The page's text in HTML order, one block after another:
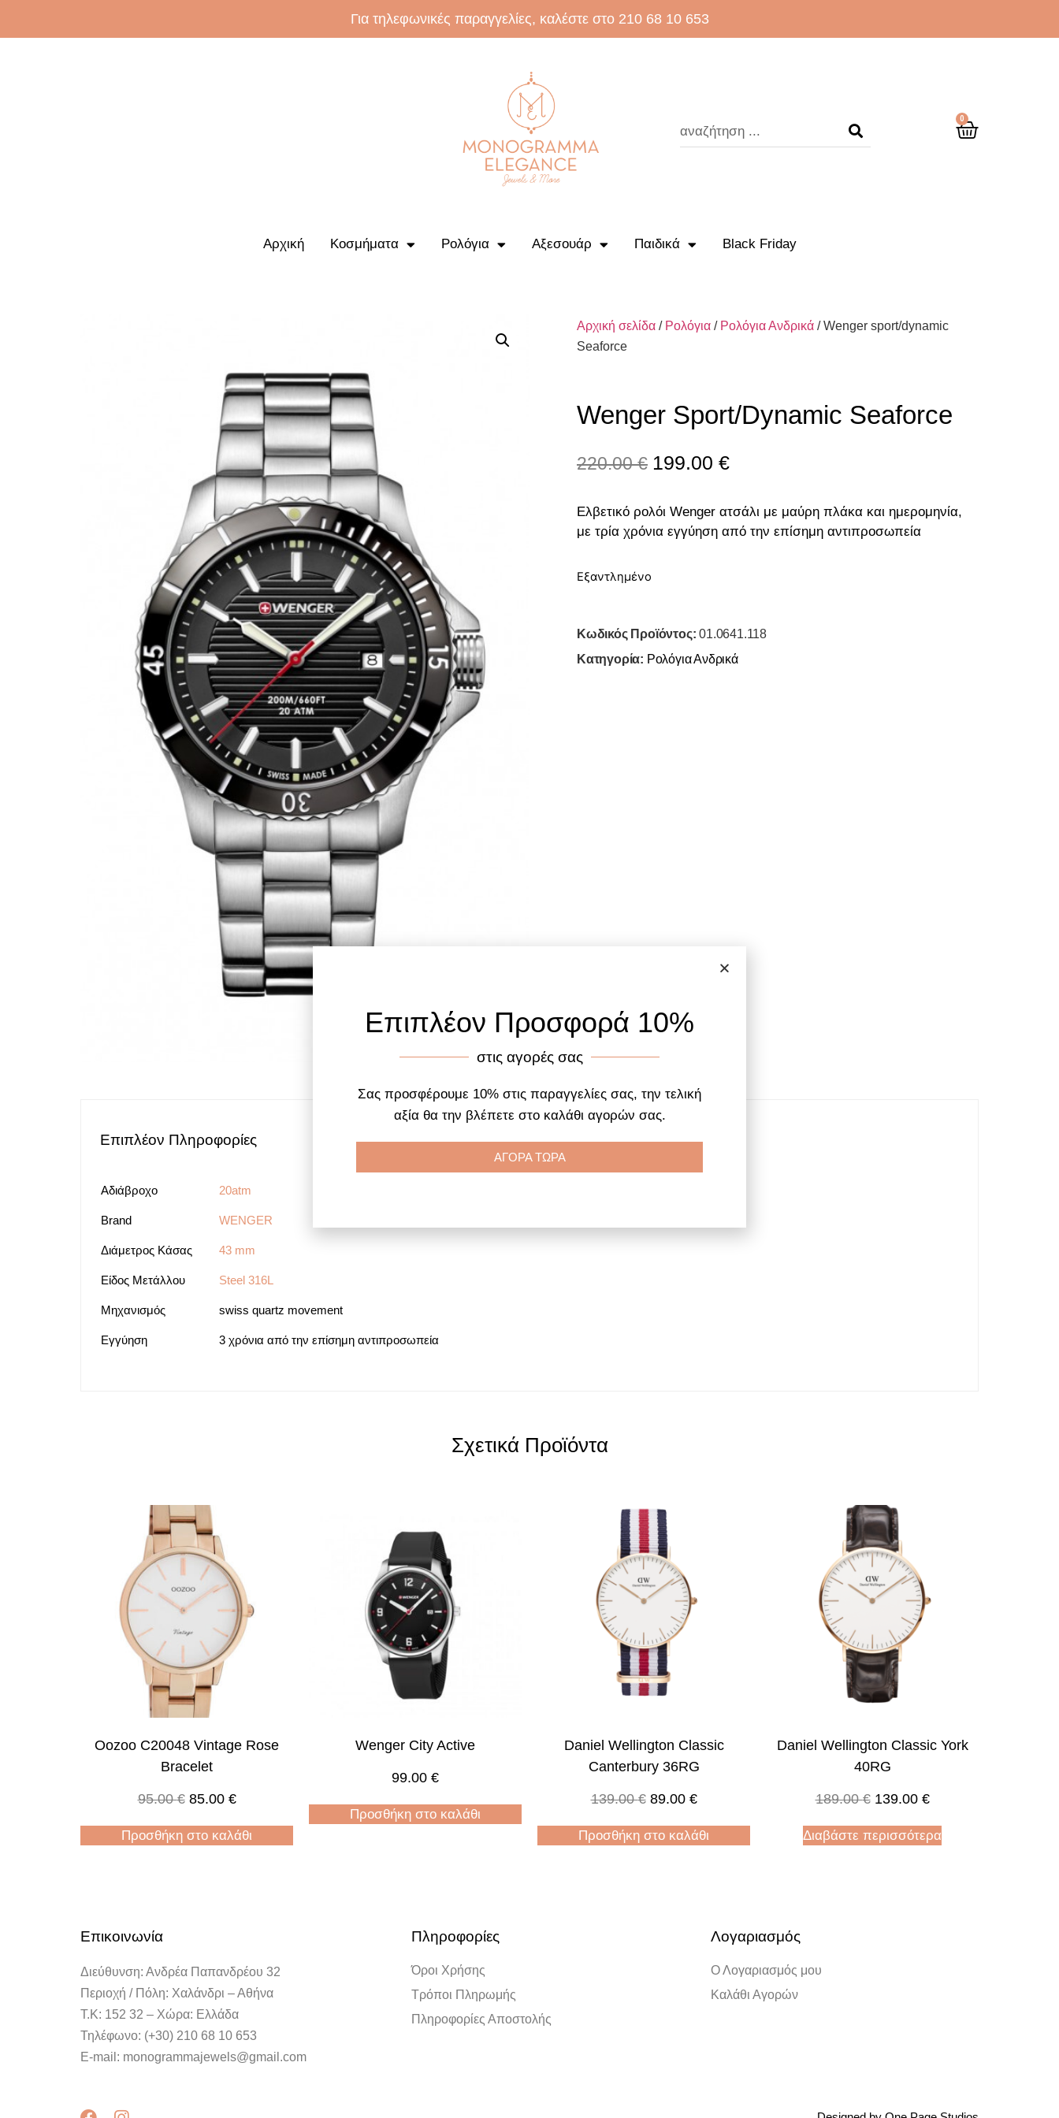
Για τηλεφωνικές παραγγελίες, καλέστε στο 210 68 10 653
0
Αρχική Κοσμήματα Ρολόγια Αξεσουάρ Παιδικά Black Friday
Αρχική σελίδα / Ρολόγια / Ρολόγια Ανδρικά / Wenger sport/dynamic
Seaforce
Wenger Sport/dynamic Seaforce
220.00€ 199.00 €
Ελβετικό ρολόι Wenger ατσάλι με μαύρη πλάκα και ημερομηνία,
με τρία χρόνια εγγύηση από την επίσημη αντιπροσωπεία
Εξαντλημένο
Κωδικός Προϊόντος:01.0641.118
Κατηγορία: Ρολόγια Ανδρικά
Επιπλέον Πληροφορίες
Αδιάβροχο 20atm
Brand WENGER
Διάμετρος Κάσας 43 mm
Είδος Μετάλλου Steel 316L
Μηχανισμός swiss quartz movement
Εγγύηση 3 χρόνια από την επίσημη αντιπροσωπεία
Σχετικά Προϊόντα
Oozoo C20048 Vintage Rose
Bracelet
95.00€ 85.00 €
Προσθήκη στο καλάθι
Wenger City Active
99.00 €
Προσθήκη στο καλάθι
Daniel Wellington Classic
Canterbury 36RG
139.00€ 89.00 €
Προσθήκη στο καλάθι
Daniel Wellington Classic York
40RG
189.00€ 139.00 €
Διαβάστε περισσότερα
Επικοινωνία
Διεύθυνση: Ανδρέα Παπανδρέου 32
Περιοχή / Πόλη: Χαλάνδρι – Αθήνα
Τ.Κ: 152 32 – Χώρα: Ελλάδα
Τηλέφωνο: (+30) 210 68 10 653
E-mail: monogrammajewels@gmail.com
Πληροφορίες
Όροι Χρήσης
Τρόποι Πληρωμής
Πληροφορίες Αποστολής
Λογαριασμός
Ο Λογαριασμός μου
Καλάθι Αγορών
Επιπλέον Προσφορά 10%
στις αγορές σας
Σας προσφέρουμε 10% στις παραγγελίες σας, την τελική
αξία θα την βλέπετε στο καλάθι αγορών σας.
ΑΓΟΡΑ ΤΩΡΑ